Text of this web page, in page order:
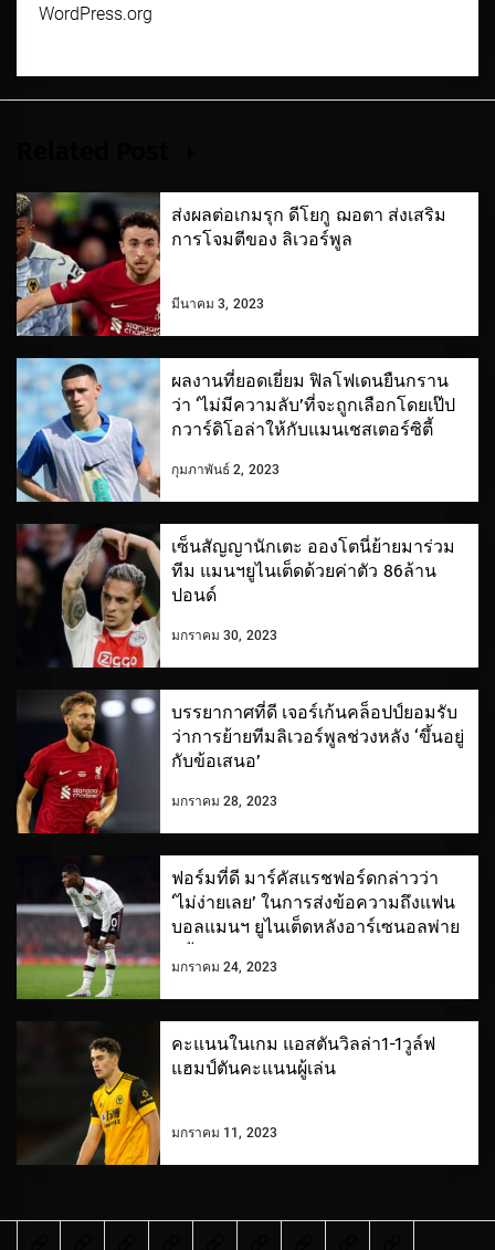
WordPress.org
ส่งผลต่อเกมรุก ดีโยกู ฌอตา ส่งเสริม
การโจมตีของ ลิเวอร์พูล
มีนาคม 3, 2023
ผลงานที่ยอดเยี่ยม ฟิลโฟเดนยืนกราน
ว่า ‘ไม่มีความลับ’ที่จะถูกเลือกโดยเป๊ป
กวาร์ดิโอล่าให้กับแมนเชสเตอร์ซิตี้
กุมภาพันธ์ 2, 2023
เซ็นสัญญานักเตะ อองโตนี่ย้ายมาร่วม
ทีม แมนฯยูไนเต็ดด้วยค่าตัว 86ล้าน
ปอนด์
มกราคม 30, 2023
บรรยากาศที่ดี เจอร์เก้นคล็อปป์ยอมรับ
ว่าการย้ายทีมลิเวอร์พูลช่วงหลัง ‘ขึ้นอยู่
กับข้อเสนอ’
มกราคม 28, 2023
ฟอร์มที่ดี มาร์คัสแรชฟอร์ดกล่าวว่า
‘ไม่ง่ายเลย’ ในการส่งข้อความถึงแฟน
บอลแมนฯ ยูไนเต็ดหลังอาร์เซนอลพ่าย
แพ้
มกราคม 24, 2023
คะแนนในเกม แอสตันวิลล่า1-1วูล์ฟ
แฮมป์ตันคะแนนผู้เล่น
มกราคม 11, 2023